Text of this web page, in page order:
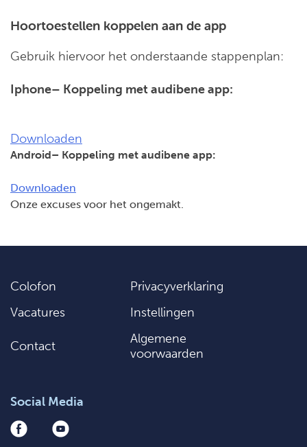
Hoortoestellen koppelen aan de app
Gebruik hiervoor het onderstaande stappenplan:
Iphone– Koppeling met audibene app:
Downloaden
Android– Koppeling met audibene app:
Downloaden
Onze excuses voor het ongemakt.
Colofon
Privacyverklaring
Vacatures
Instellingen
Contact
Algemene
voorwaarden
Social Media